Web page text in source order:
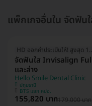
แพ็กเกจอื่นใน จัดฟัน
HD ออกค่าปร
จัดฟันใส Invisalign
และล่าง
Hello Smile Dental Clinic
ปทุมธานี
BTS แยก คปอ.
155,820 บาท179,000 บาท